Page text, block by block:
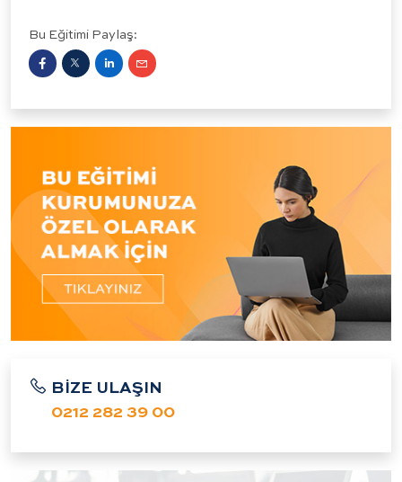
Bu Eğitimi Paylaş:
BİZE ULAŞIN
0212 282 39 00